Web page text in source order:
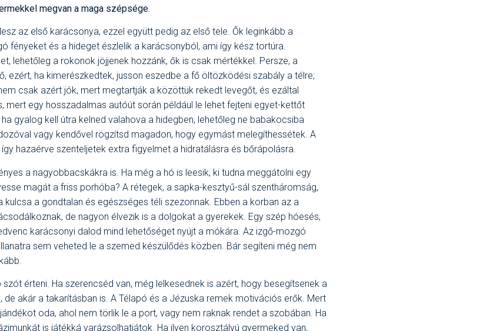
megvan a maga szépsége.
az első karácsonya, ezzel együtt pedig az első tele. Ők leginkább a
fényeket és a hideget észlelik a karácsonyból, ami így kész tortúra.
lehetőleg a rokonok jöjjenek hozzánk, ők is csak mértékkel. Persze, a
ezért, ha kimerészkedtek, jusson eszedbe a fő öltözködési szabály a télre;
csak azért jók, mert megtartják a közöttük rekedt levegőt, és ezáltal
mert egy hosszadalmas autóút során például le lehet fejteni egyet-kettőt
ha gyalog kell útra kelned valahova a hidegben, lehetőleg ne babakocsiba
vagy kendővel rögzítsd magadon, hogy egymást melegíthessétek. A
így hazaérve szenteljetek extra figyelmet a hidratálásra és bőrápolásra.
a nagyobbacskákra is. Ha még a hó is leesik, ki tudna meggátolni egy
magát a friss porhóba? A rétegek, a sapka-kesztyű-sál szentháromság,
kulcsa a gondtalan és egészséges téli szezonnak. Ebben a korban az a
de nagyon élvezik is a dolgokat a gyerekek. Egy szép hóesés,
karácsonyi dalod mind lehetőséget nyújt a mókára. Az izgő-mozgó
sem veheted le a szemed készülődés közben. Bár segíteni még nem
érteni. Ha szerencséd van, még lelkesednek is azért, hogy besegítsenek a
de akár a takarításban is. A Télapó és a Jézuska remek motivációs erők. Mert
oda, ahol nem törlik le a port, vagy nem raknak rendet a szobában. Ha
is játékká varázsolhatjátok. Ha ilyen korosztályú gyermeked van,